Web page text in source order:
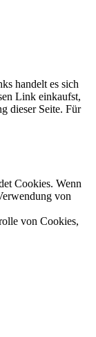
handelt es sich
Link einkaufst,
dieser Seite. Für
Cookies. Wenn
von
von Cookies,